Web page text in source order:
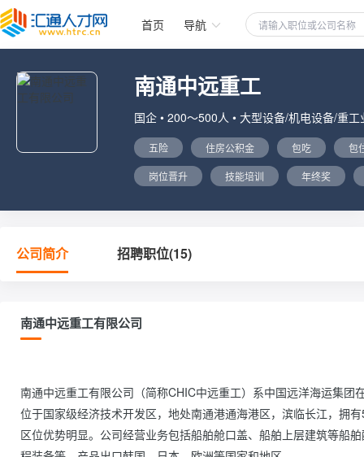
首页 导航
南通中远重工
国企 • 200～500人 • 大型设备/机电设备/重工
五险 住房公积金 包吃 包
岗位晋升 技能培训 年终奖
公司简介 招聘职位(15)
南通中远重工有限公司
南通中远重工有限公司（简称CHIC中远重工）系中国远洋海运集
位于国家级经济技术开发区，地处南通港通海港区，滨临长江，拥
区位优势明显。公司经营业务包括船舶舱口盖、船舶上层建筑等船